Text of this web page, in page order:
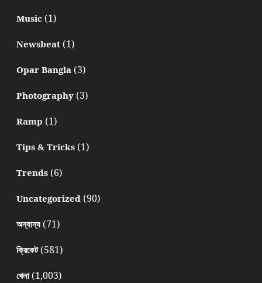
Music(1)
Newsbeat(1)
Opar Bangla(3)
Photography(3)
Ramp (1)
Tips & Tricks(1)
Trends(6)
Uncategorized(90)
অন্যান্য(71)
ক্রিকেট(581)
খেলা(1,003)